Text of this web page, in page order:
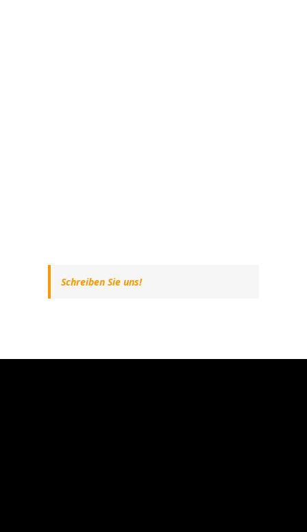
Schreiben Sie uns!